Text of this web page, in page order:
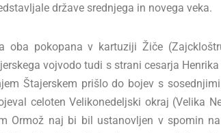
države srednjega in novega veka.
pokopana v kartuziji Žiče
vojvodo tudi s strani cesarja
Štajerskem prišlo do bojev s
celoten Velikonedeljski okraj (Velika
Ormož naj bi bil ustanovljen v spomin